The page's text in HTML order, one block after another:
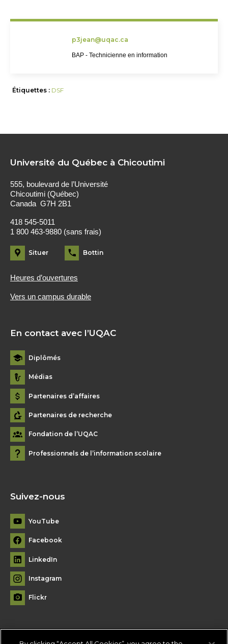
p3jean@uqac.ca
BAP - Technicienne en information
Étiquettes : DSF
Université du Québec à Chicoutimi
555, boulevard de l’Université
Chicoutimi (Québec)
Canada G7H 2B1
418 545-5011
1 800 463-9880 (sans frais)
Situer Bottin
Heures d’ouvertures
Vers un campus durable
En contact avec l’UQAC
Diplômés
Médias
Partenaires d’affaires
Partenaires de recherche
Fondation de l’UQAC
Professionnels de l’information scolaire
Suivez-nous
YouTube
Facebook
LinkedIn
Instagram
Flickr